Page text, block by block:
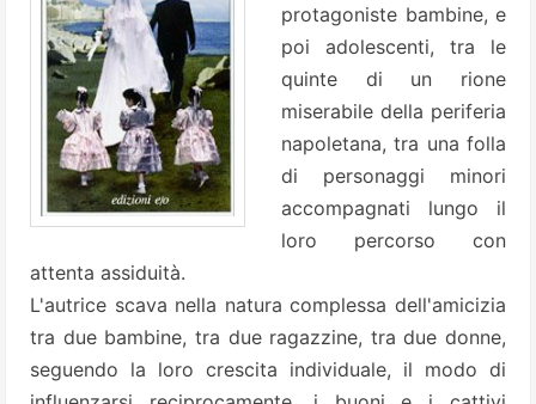
protagoniste bambine, e
poi adolescenti, tra le
quinte di un rione
miserabile della periferia
napoletana, tra una folla
di personaggi minori
accompagnati lungo il
loro percorso con
attenta assiduità.
L'autrice scava nella natura complessa dell'amicizia
tra due bambine, tra due ragazzine, tra due donne,
seguendo la loro crescita individuale, il modo di